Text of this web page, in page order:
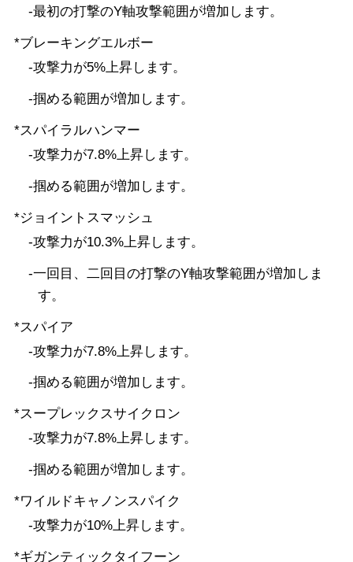
-最初の打撃のY軸攻撃範囲が増加します。
*ブレーキングエルボー
-攻撃力が5%上昇します。
-掴める範囲が増加します。
*スパイラルハンマー
-攻撃力が7.8%上昇します。
-掴める範囲が増加します。
*ジョイントスマッシュ
-攻撃力が10.3%上昇します。
-一回目、二回目の打撃のY軸攻撃範囲が増加しま
す。
*スパイア
-攻撃力が7.8%上昇します。
-掴める範囲が増加します。
*スープレックスサイクロン
-攻撃力が7.8%上昇します。
-掴める範囲が増加します。
*ワイルドキャノンスパイク
-攻撃力が10%上昇します。
*ギガンティックタイフーン